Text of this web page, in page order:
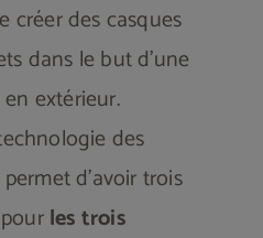
créer des casques
dans le but d’une
extérieur.
des
d’avoir trois
les trois